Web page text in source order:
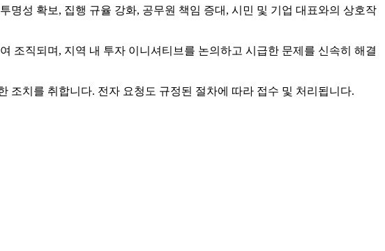
성 확보, 집행 규율 강화, 공무원 책임 증대, 시민 및 기업 대표와의 상호작
조직되며, 지역 내 투자 이니셔티브를 논의하고 시급한 문제를 신속히 해결
조치를 취합니다. 전자 요청도 규정된 절차에 따라 접수 및 처리됩니다.